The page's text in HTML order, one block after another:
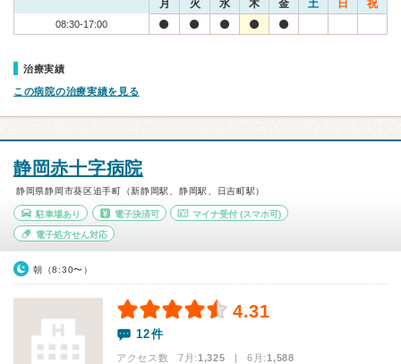
月 火 水 木 金 土 日 祝
08:30-17:00
治療実績
この病院の治療実績を見る
静岡赤十字病院
静岡県静岡市葵区追手町（新静岡駅、静岡駅、日吉町駅）
駐車場あり 電子決済可 マイナ受付 (スマホ可)
電子処方せん対応
朝（8:30〜）
4.31
12件
アクセス数 7月:1,325 | 6月:1,588